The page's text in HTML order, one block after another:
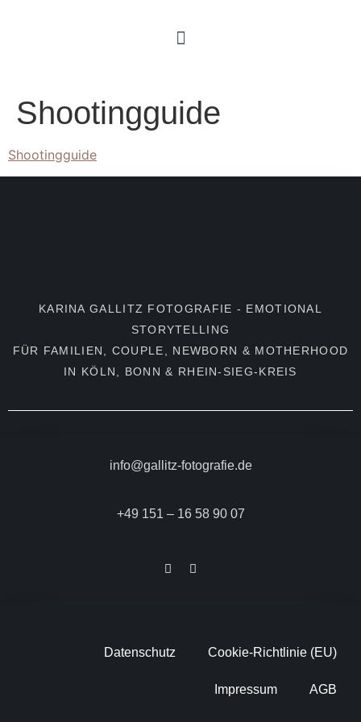
Shootingguide
Shootingguide
KARINA GALLITZ FOTOGRAFIE - EMOTIONAL
STORYTELLING
FÜR FAMILIEN, COUPLE, NEWBORN & MOTHERHOOD
IN KÖLN, BONN & RHEIN-SIEG-KREIS
info@gallitz-fotografie.de
+49 151 – 16 58 90 07
Datenschutz Cookie-Richtlinie (EU)
Impressum AGB